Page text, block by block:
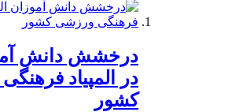
درخشش دانش
در المپیاد
کشور